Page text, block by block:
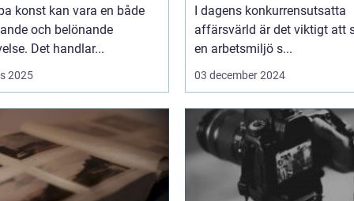
konst kan vara en både
och belönande
Det handlar...
2025
I dagens konkurrensutsatta
affärsvärld är det viktigt att
en arbetsmiljö s...
03 december 2024